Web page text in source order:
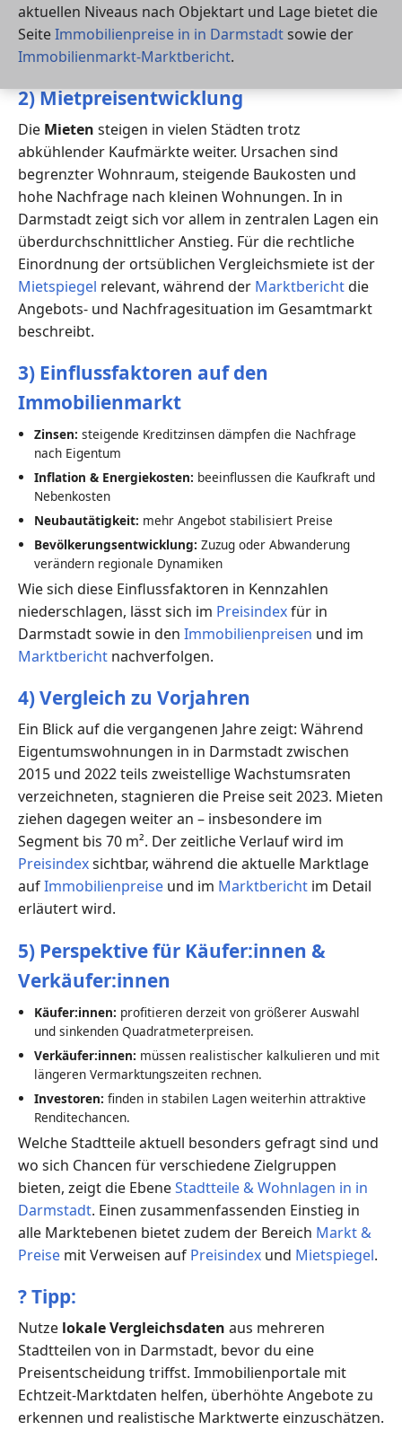
aktuellen Niveaus nach Objektart und Lage bietet die
SeiteImmobilienpreise in in Darmstadt sowie der
Immobilienmarkt-Marktbericht.
2) Mietpreisentwicklung
Die Mieten steigen in vielen Städten trotz
abkühlender Kaufmärkte weiter. Ursachen sind
begrenzter Wohnraum, steigende Baukosten und
hohe Nachfrage nach kleinen Wohnungen. In in
Darmstadt zeigt sich vor allem in zentralen Lagen ein
überdurchschnittlicher Anstieg. Für die rechtliche
Einordnung der ortsüblichen Vergleichsmiete ist der
Mietspiegel relevant, während der Marktberichtdie
Angebots- und Nachfragesituation im Gesamtmarkt
beschreibt.
3) Einflussfaktoren auf den
Immobilienmarkt
Zinsen: steigende Kreditzinsen dämpfen die Nachfrage
nach Eigentum
Inflation & Energiekosten: beeinflussen die Kaufkraft und
Nebenkosten
Neubautätigkeit: mehr Angebot stabilisiert Preise
Bevölkerungsentwicklung: Zuzug oder Abwanderung
verändern regionale Dynamiken
Wie sich diese Einflussfaktoren in Kennzahlen
niederschlagen, lässt sich im Preisindexfür in
Darmstadt sowie in den Immobilienpreisen und im
Marktbericht nachverfolgen.
4) Vergleich zu Vorjahren
Ein Blick auf die vergangenen Jahre zeigt: Während
Eigentumswohnungen in in Darmstadt zwischen
2015 und 2022 teils zweistellige Wachstumsraten
verzeichneten, stagnieren die Preise seit 2023. Mieten
ziehen dagegen weiter an – insbesondere im
Segment bis 70 m². Der zeitliche Verlauf wird im
Preisindexsichtbar, während die aktuelle Marktlage
aufImmobilienpreise und im Marktbericht im Detail
erläutert wird.
5) Perspektive für Käufer:innen &
Verkäufer:innen
Käufer:innen: profitieren derzeit von größerer Auswahl
und sinkenden Quadratmeterpreisen.
Verkäufer:innen: müssen realistischer kalkulieren und mit
längeren Vermarktungszeiten rechnen.
Investoren: finden in stabilen Lagen weiterhin attraktive
Renditechancen.
Welche Stadtteile aktuell besonders gefragt sind und
wo sich Chancen für verschiedene Zielgruppen
bieten, zeigt die EbeneStadtteile & Wohnlagen in in
Darmstadt. Einen zusammenfassenden Einstieg in
alle Marktebenen bietet zudem der Bereich Markt &
Preise mit Verweisen auf Preisindex und Mietspiegel.
?Tipp:
Nutze lokale Vergleichsdaten aus mehreren
Stadtteilen von in Darmstadt, bevor du eine
Preisentscheidung triffst. Immobilienportale mit
Echtzeit-Marktdaten helfen, überhöhte Angebote zu
erkennen und realistische Marktwerte einzuschätzen.